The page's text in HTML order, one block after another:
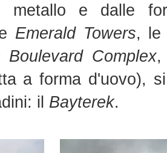
metallo e dalle
Emerald Towers,
Boulevard Complex,
a forma d'uovo),
il Bayterek.